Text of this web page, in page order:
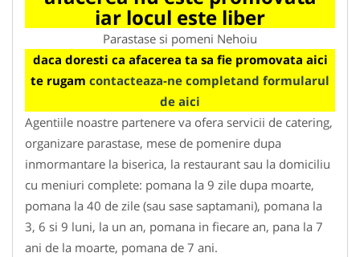
iar locul este liber
Parastase si pomeni Nehoiu
daca doresti ca afacerea ta sa fie promovata aici
te rugam contacteaza-ne completand formularul
de aici
Agentiile noastre partenere va ofera servicii de catering,
organizare parastase, mese de pomenire dupa
inmormantare la biserica, la restaurant sau la domiciliu
cu meniuri complete: pomana la 9 zile dupa moarte,
pomana la 40 de zile (sau sase saptamani), pomana la
3, 6 si 9 luni, la un an, pomana in fiecare an, pana la 7
ani de la moarte, pomana de 7 ani.